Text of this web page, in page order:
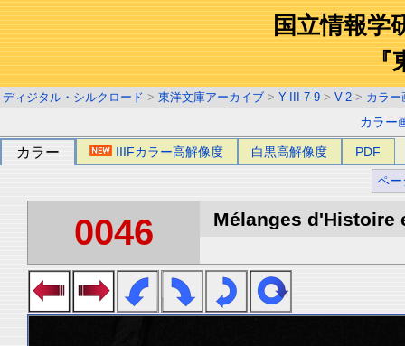
国立情報学
『
ディジタル・シルクロード > 東洋文庫アーカイブ > Y-III-7-9 > V-2 > カラー
カラー
カラー IIIFカラー高解像度 白黒高解像度 PDF
ペー
0046 Mélanges d'Histoire